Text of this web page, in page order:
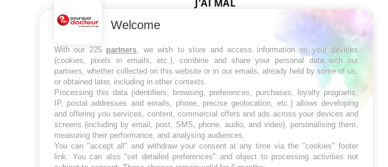
J'AI MAL
Welcome
With our 225 partners, we wish to store and access information on your devices
(cookies, pixels in emails, etc.), combine and share your personal data with our
partners, whether collected on this website or in our emails, already held by some of us,
or obtained later, including in other contexts.
Processing this data (identifiers, browsing, preferences, purchases, loyalty programs,
IP, postal addresses and emails, phone, precise geolocation, etc.) allows developing
and offering you services, content, commercial offers and ads across your devices and
screens (including by email, post, SMS, phone, audio, and video), personalising them,
measuring their performance, and analysing audiences.
You can "accept all" and withdraw your consent at any time via the "cookies" footer
link. You can also "set detailed preferences" and object to processing activities not